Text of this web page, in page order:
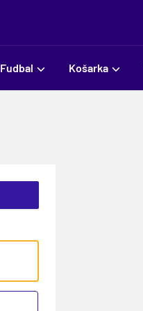
Fudbal Košarka